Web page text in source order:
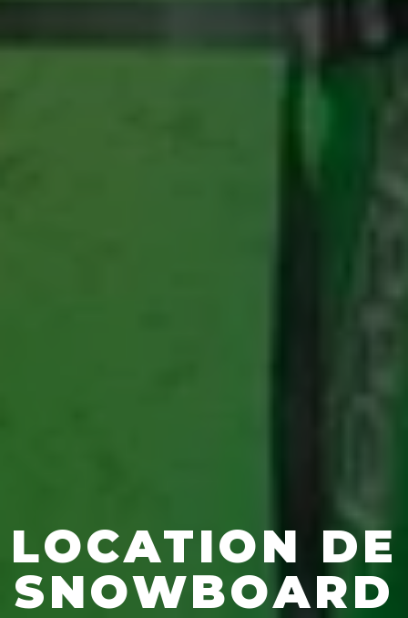
LOCATION DE
SNOWBOARD